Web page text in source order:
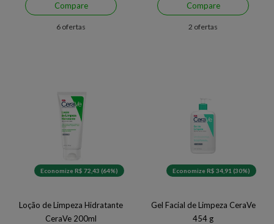
Compare
6 ofertas
Compare
2 ofertas
Economize R$ 72,43 (64%)
Loção de Limpeza Hidratante
CeraVe 200ml
Economize R$ 34,91 (30%)
Gel Facial de Limpeza CeraVe
454 g